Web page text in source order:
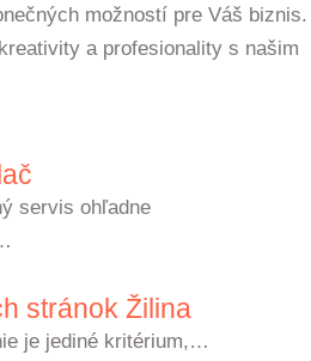
možností pre Váš biznis.
a profesionality s našim
servis ohľadne
stránok Žilina
je jediné kritérium,…